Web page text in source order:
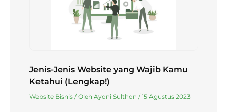
Jenis-Jenis Website yang Wajib Kamu
Ketahui (Lengkap!)
Website Bisnis/ Oleh Ayoni Sulthon /15 Agustus 2023